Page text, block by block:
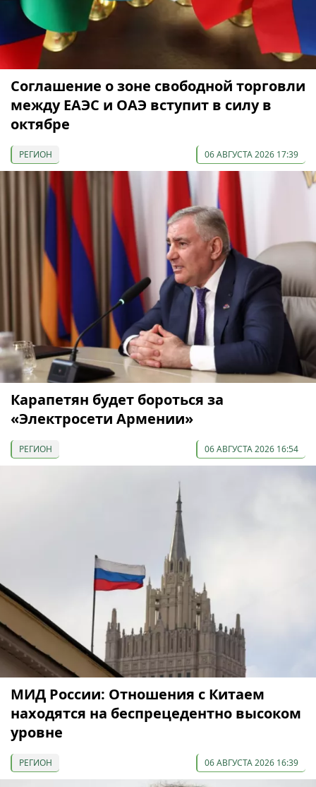
Соглашение о зоне свободной торговли
между ЕАЭС и ОАЭ вступит в силу в
октябре
РЕГИОН 06 АВГУСТА 2026 17:39
Карапетян будет бороться за
«Электросети Армении»
РЕГИОН 06 АВГУСТА 2026 16:54
МИД России: Отношения с Китаем
находятся на беспрецедентно высоком
уровне
РЕГИОН 06 АВГУСТА 2026 16:39